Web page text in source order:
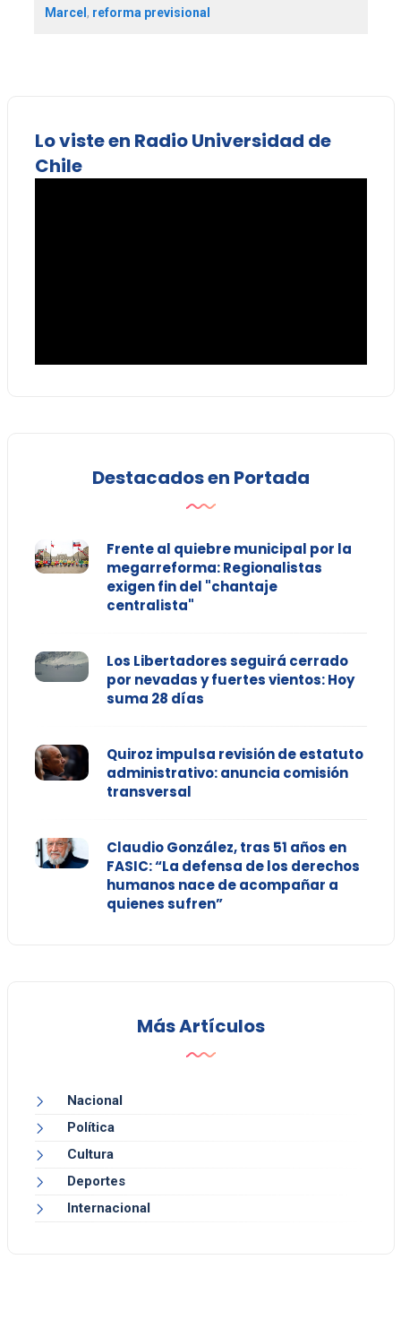
Marcel, reforma previsional
Lo viste en Radio Universidad de
Chile
Destacados en Portada
Frente al quiebre municipal por la
megarreforma: Regionalistas
exigen fin del "chantaje
centralista"
Los Libertadores seguirá cerrado
por nevadas y fuertes vientos: Hoy
suma 28 días
Quiroz impulsa revisión de estatuto
administrativo: anuncia comisión
transversal
Claudio González, tras 51 años en
FASIC: “La defensa de los derechos
humanos nace de acompañar a
quienes sufren”
Más Artículos
Nacional
Política
Cultura
Deportes
Internacional